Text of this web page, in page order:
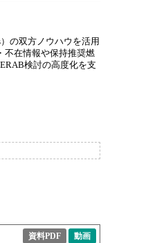
の双方ノウハウを活用
不在情報や保持推奨燃
検討の高度化を支
動画
資料PDF